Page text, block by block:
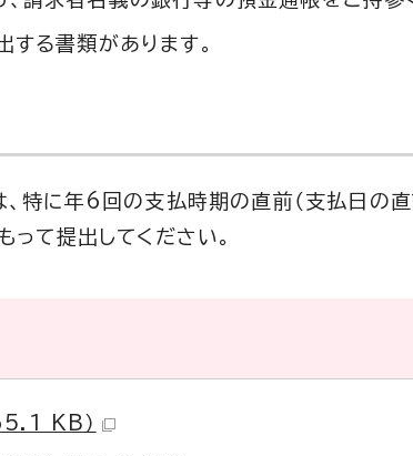
する書類があります。
特に年6回の支払時期の直前（支払日の
て提出してください。
KB）